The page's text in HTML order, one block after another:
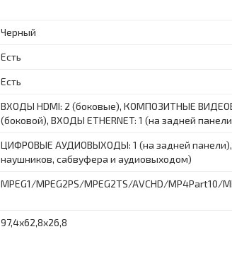
Черный
Есть
Есть
ВХОДЫ HDMI: 2 (боковые), КОМПОЗИТНЫЕ
(боковой), ВХОДЫ ETHERNET: 1 (на задней
ЦИФРОВЫЕ АУДИОВЫХОДЫ: 1 (на задней
наушников, сабвуфера и аудиовыходом)
MPEG1/MPEG2PS/MPEG2TS/AVCHD/
97,4х62,8х26,8